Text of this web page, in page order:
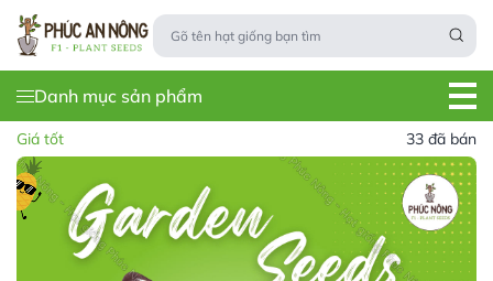
Danh mục sản phẩm
Giá tốt 33 đã bán